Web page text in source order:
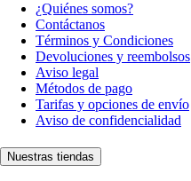
¿Quiénes somos?
Contáctanos
Términos y Condiciones
Devoluciones y reembolsos
Aviso legal
Métodos de pago
Tarifas y opciones de envío
Aviso de confidencialidad
Nuestras tiendas